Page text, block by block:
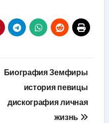
Биография Земфиры
история певицы
дискография личная
жизнь